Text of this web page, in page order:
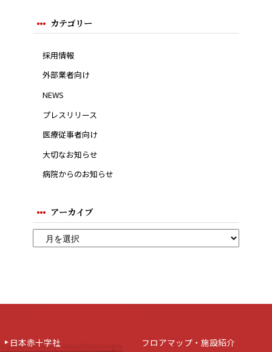
カテゴリー
採用情報
外部業者向け
NEWS
プレスリリース
医療従事者向け
大切なお知らせ
病院からのお知らせ
アーカイブ
日本赤十字社 フロアマップ・施設紹介